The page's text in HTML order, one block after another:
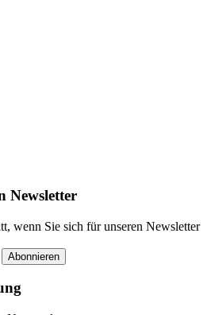
Newsletter
wenn Sie sich für unseren Newsletter
Abonnieren